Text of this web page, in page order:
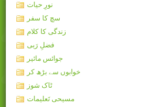
نورِ حیات
سچ کا سفر
زندگی کا کلام
فضلِ رَبی
جوائس مائیر
خوابوں سے بڑھ کر
ٹاک شوز
مسیحی تَعلیمات